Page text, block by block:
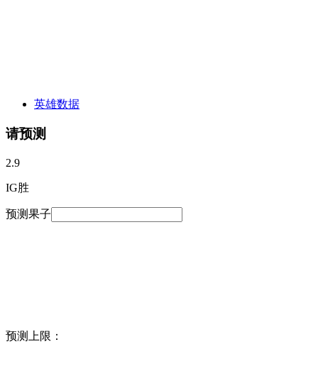
英雄数据
请预测
2.9
IG胜
预测果子
预测上限：